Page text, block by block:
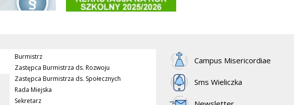
Burmistrz
Zastępca Burmistrza ds. Rozwoju
Zastępca Burmistrza ds. Społecznych
Rada Miejska
Sekretarz
Campus Misericordiae
Sms Wieliczka